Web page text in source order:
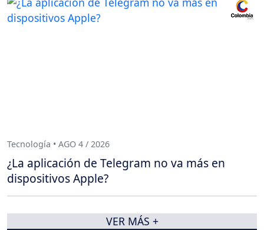
Tecnología • AGO 4 / 2026
¿La aplicación de Telegram no va más en
dispositivos Apple?
VER MÁS +